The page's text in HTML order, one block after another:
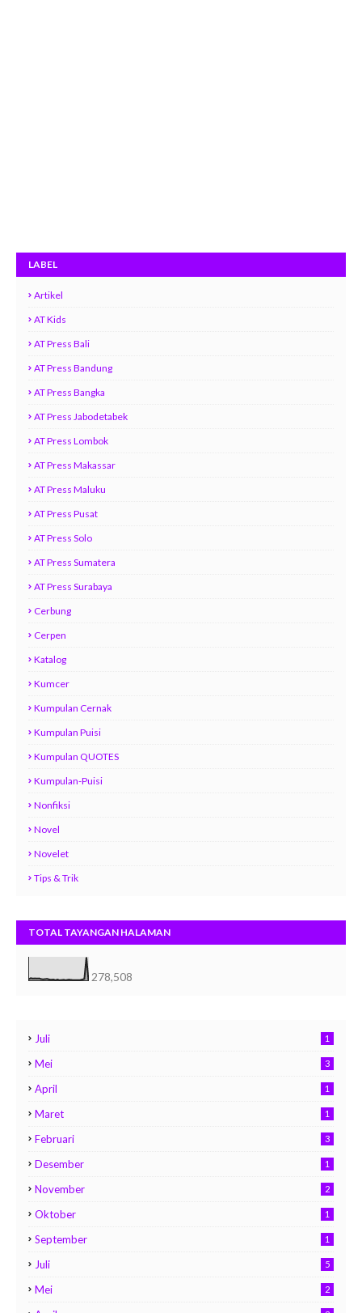
LABEL
Artikel
AT Kids
AT Press Bali
AT Press Bandung
AT Press Bangka
AT Press Jabodetabek
AT Press Lombok
AT Press Makassar
AT Press Maluku
AT Press Pusat
AT Press Solo
AT Press Sumatera
AT Press Surabaya
Cerbung
Cerpen
Katalog
Kumcer
Kumpulan Cernak
Kumpulan Puisi
Kumpulan QUOTES
Kumpulan-Puisi
Nonfiksi
Novel
Novelet
Tips & Trik
TOTAL TAYANGAN HALAMAN
278,508
Juli 1
Mei 3
April 1
Maret 1
Februari 3
Desember 1
November 2
Oktober 1
September 1
Juli 5
Mei 2